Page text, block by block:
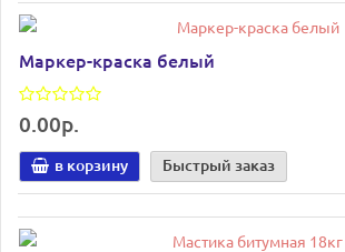
Маркер-краска белый
0.00р.
в корзину Быстрый заказ